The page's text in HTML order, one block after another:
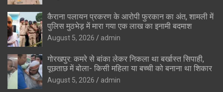
कैराना पलायन प्रकरण के आरोपी फुरकान का अंत, शामली में
पुलिस मुठभेड़ में मारा गया एक लाख का इनामी बदमाश
August 5, 2026 admin
गोरखपुर: कमरे से बांका लेकर निकला था बर्खास्त सिपाही,
पूछताछ में बोला- किसी महिला या बच्ची को बनाना था शिकार
August 5, 2026 admin